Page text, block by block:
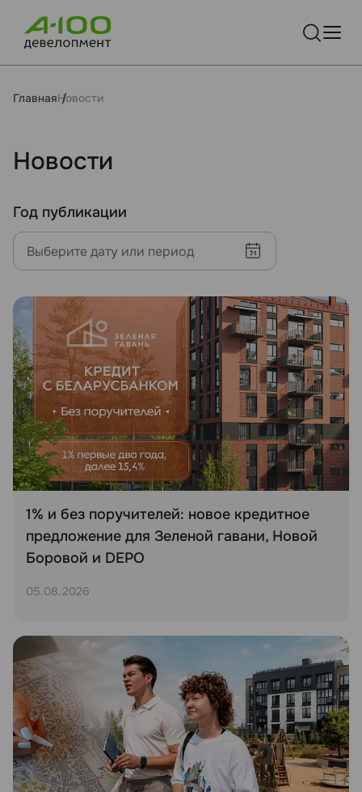
ГлавнаяНовости
Новости
Год публикации
1% и без поручителей: новое кредитное
предложение для Зеленой гавани, Новой
Боровой и DEPO
05.08.2026